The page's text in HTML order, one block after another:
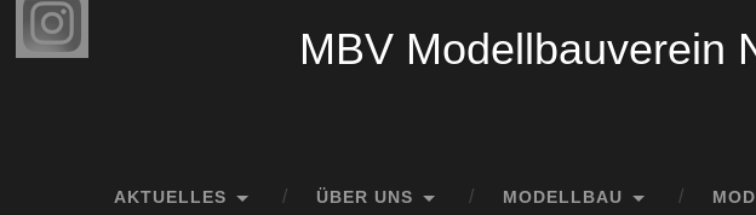
MBV Modellbauverein
AKTUELLES ÜBER UNS MODELLBAU